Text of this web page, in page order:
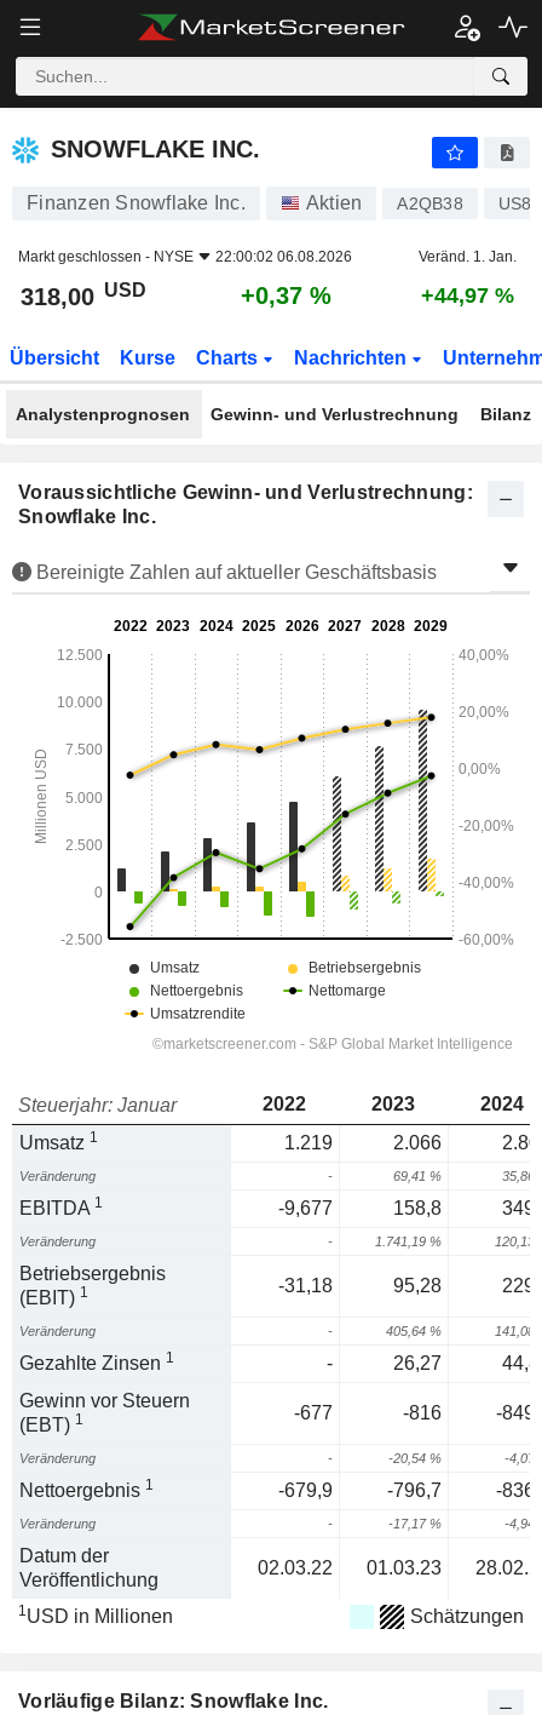
SNOWFLAKE INC.
SNOWFLAKE INC.
Finanzen Snowflake Inc. Aktien A2QB38
Markt geschlossen - NYSE 22:00:02 06.08.2026 Veränd. 1. Jan.
318,00 USD +0,37 % +44,97 %
Übersicht Kurse Charts Nachrichten
Analystenprognosen Gewinn- und Verlustrechnung Bilanz
Voraussichtliche Gewinn- und Verlustrechnung:
Snowflake Inc.
Bereinigte Zahlen auf aktueller Geschäftsbasis
Steuerjahr: Januar 2022 2023
2024
Umsatz 1 1.219 2.066
Veränderung - 69,41 % 35,86
EBITDA 1 -9,677 158,8
Veränderung - 1.741,19 % 120,13
Betriebsergebnis
(EBIT) 1 -31,18 95,28
Veränderung - 405,64 % 141,08
Gezahlte Zinsen 1 - 26,27
Gewinn vor Steuern
(EBT) 1 -677 -816 -
Veränderung - -20,54 % -4,07
Nettoergebnis 1 -679,9 -796,7 -
Veränderung - -17,17 % -4,94
Datum der
Veröffentlichung
02.03.22 01.03.23
1USD in Millionen Schätzungen
Vorläufige Bilanz: Snowflake Inc.